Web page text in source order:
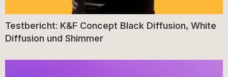
Testbericht: K&F Concept Black Diffusion, White
Diffusion und Shimmer